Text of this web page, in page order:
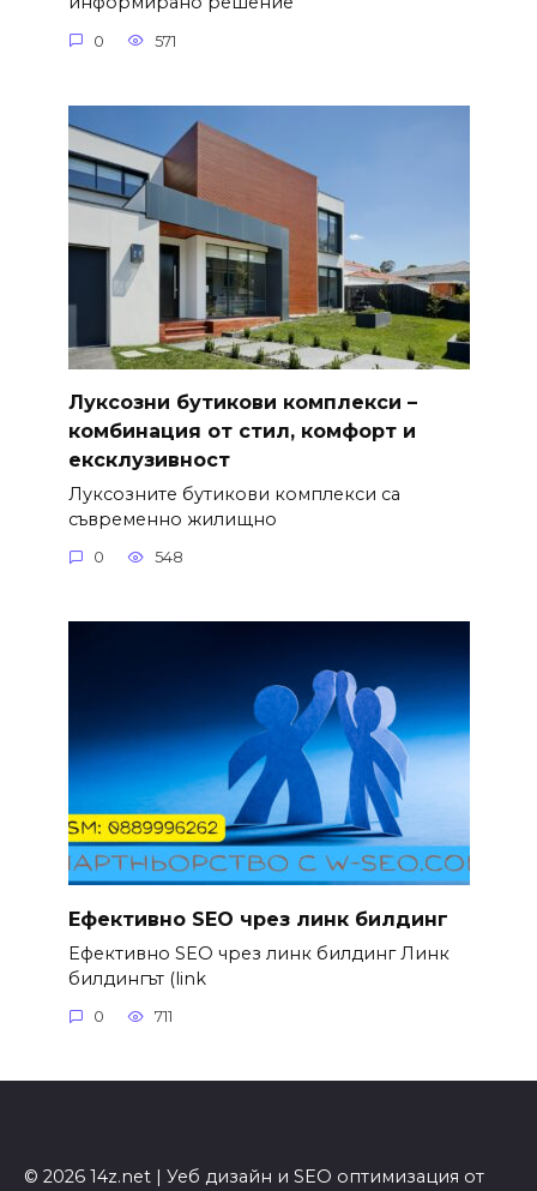
0 571
Луксозни бутикови комплекси –
комбинация от стил, комфорт и
ексклузивност
Луксозните бутикови комплекси са
съвременно жилищно
0 548
Ефективно SEO чрез линк билдинг
Ефективно SEO чрез линк билдинг Линк
билдингът (link
0 711
© 2026 14z.net | Уеб дизайн и SEO оптимизация от